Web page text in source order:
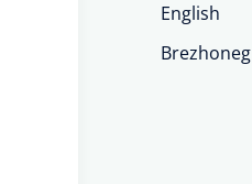
English
Brezhoneg